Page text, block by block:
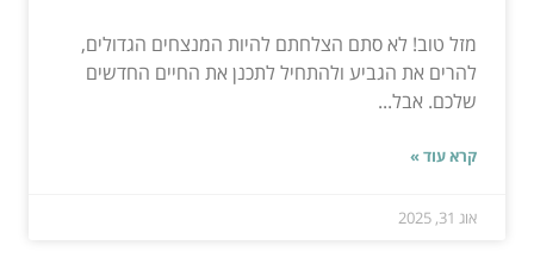
מזל טוב! לא סתם הצלחתם להיות המנצחים הגדולים,
להרים את הגביע ולהתחיל לתכנן את החיים החדשים
שלכם. אבל...
קרא עוד »
אוג 31, 2025